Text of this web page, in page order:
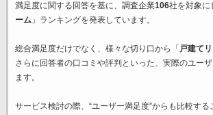
満足度に関する回答を基に、調査企業106社を対象に
ーム」ランキングを発表しています。
総合満足度だけでなく、様々な切り口から「 戸建て
さらに回答者の口コミや評判といった、実際のユー
ます。
サービス検討の際、“ユーザー満足度”からも比較する